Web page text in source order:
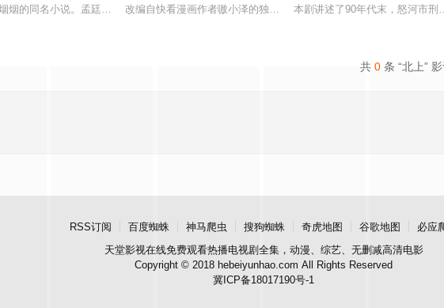
狗（曾舜晞 饰）强强联手，携手霍仙姑（陈瑶 饰）与九门诸人共赴冒险奇局。一桩401部队
烟的同名小说。孟廷辉，大平王朝有史以来个以女子进士科三元及第入翰林院的奇女子。十年
改编自快看漫画作者嗷小泽的独家连载漫画《吾凰在上》。现代少女
本剧讲述了90年代末，怒河市刑
共 0 条 “北上”
RSS订阅 百度蜘蛛 神马爬虫 搜狗蜘蛛 奇虎地图 谷歌地图
必应
天堂影视在线免费观看热播电视剧全集，动漫、综艺、无删减高清电影
Copyright © 2018 hebeiyunhao.com All Rights Reserved
冀ICP备18017190号-1